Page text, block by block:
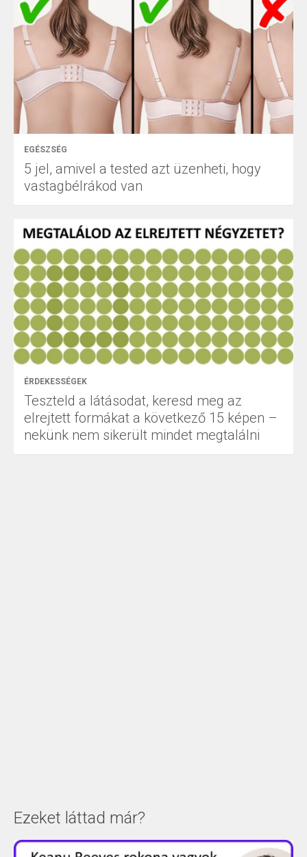
EGÉSZSÉG
5 jel, amivel a tested azt üzenheti, hogy
vastagbélrákod van
ÉRDEKESSÉGEK
Teszteld a látásodat, keresd meg az
elrejtett formákat a következő 15 képen –
nekünk nem sikerült mindet megtalálni
Ezeket láttad már?